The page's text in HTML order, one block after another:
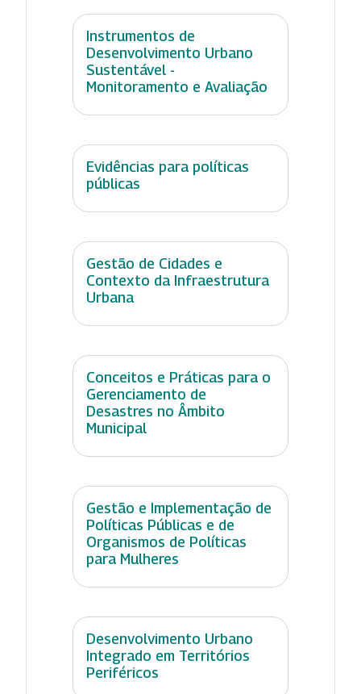
Instrumentos de
Desenvolvimento Urbano
Sustentável -
Monitoramento e Avaliação
Evidências para políticas
públicas
Gestão de Cidades e
Contexto da Infraestrutura
Urbana
Conceitos e Práticas para o
Gerenciamento de
Desastres no Âmbito
Municipal
Gestão e Implementação de
Políticas Públicas e de
Organismos de Políticas
para Mulheres
Desenvolvimento Urbano
Integrado em Territórios
Periféricos